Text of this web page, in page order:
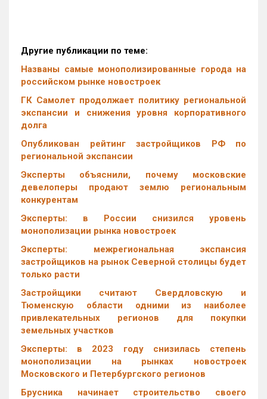
Другие публикации по теме:
Названы самые монополизированные города на
российском рынке новостроек
ГК Самолет продолжает политику региональной
экспансии и снижения уровня корпоративного
долга
Опубликован рейтинг застройщиков РФ по
региональной экспансии
Эксперты объяснили, почему московские
девелоперы продают землю региональным
конкурентам
Эксперты: в России снизился уровень
монополизации рынка новостроек
Эксперты: межрегиональная экспансия
застройщиков на рынок Северной столицы будет
только расти
Застройщики считают Свердловскую и
Тюменскую области одними из наиболее
привлекательных регионов для покупки
земельных участков
Эксперты: в 2023 году снизилась степень
монополизации на рынках новостроек
Московского и Петербургского регионов
Брусника начинает строительство своего